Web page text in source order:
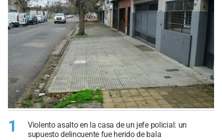
1
Violento asalto en la casa de un jefe policial: un
supuesto delincuente fue herido de bala